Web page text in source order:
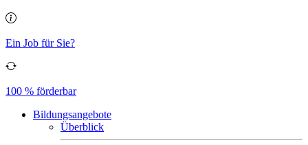
Ein Job für Sie?
100 % förderbar
Bildungsangebote
Überblick